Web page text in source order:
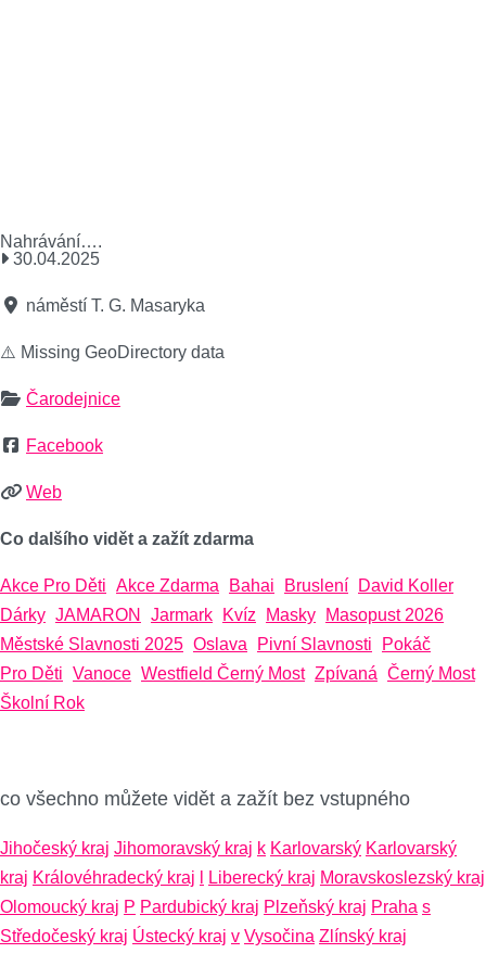
Nahrávání….
30.04.2025
náměstí T. G. Masaryka
⚠️ Missing GeoDirectory data
Čarodejnice
Facebook
Web
Co dalšího vidět a zažít zdarma
Akce Pro Děti Akce Zdarma Bahai Bruslení
David Koller
Dárky JAMARON Jarmark Kvíz Masky
Masopust 2026
Městské Slavnosti 2025 Oslava Pivní Slavnosti
Pokáč
Pro Děti Vanoce Westfield Černý Most Zpívaná Černý Most
Školní Rok
co všechno můžete vidět a zažít bez vstupného
Jihočeský kraj Jihomoravský kraj k Karlovarský Karlovarský
kraj Královéhradecký kraj Liberecký kraj Moravskoslezský kraj
Olomoucký kraj P Pardubický kraj Plzeňský kraj Praha s
Středočeský kraj Ústecký kraj v Vysočina Zlínský kraj